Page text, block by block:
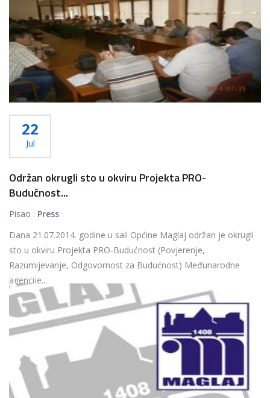
22
Jul
Održan okrugli sto u okviru Projekta PRO-
Budućnost...
Pisao : Press
Dana 21.07.2014. godine u sali Općine Maglaj održan je okrugli
sto u okviru Projekta PRO-Budućnost (Povjerenje,
Razumijevanje, Odgovornost za Budućnost) Međunarodne
agencije...
Više...